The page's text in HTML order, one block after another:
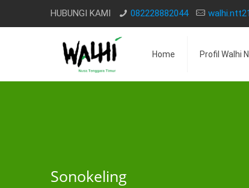
HUBUNGI KAMI 082228882044
Home Profil Walhi
Sonokeling